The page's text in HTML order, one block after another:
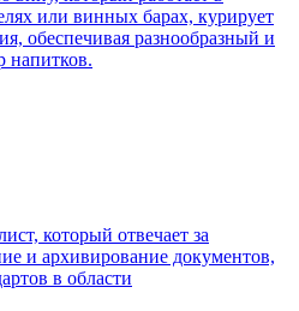
или винных барах, курирует
обеспечивая разнообразный и
напитков.
который отвечает за
и архивирование документов,
в области